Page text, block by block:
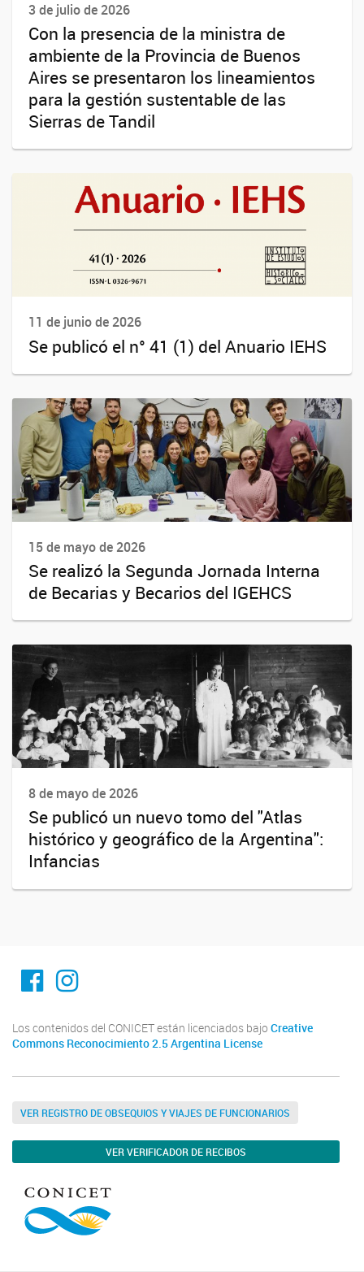
3 de julio de 2026
Con la presencia de la ministra de
ambiente de la Provincia de Buenos
Aires se presentaron los lineamientos
para la gestión sustentable de las
Sierras de Tandil
11 de junio de 2026
Se publicó el n° 41 (1) del Anuario IEHS
15 de mayo de 2026
Se realizó la Segunda Jornada Interna
de Becarias y Becarios del IGEHCS
8 de mayo de 2026
Se publicó un nuevo tomo del "Atlas
histórico y geográfico de la Argentina":
Infancias
Facebook
Instagram
Los contenidos del CONICET están licenciados bajo Creative
Commons Reconocimiento 2.5 Argentina License
VER REGISTRO DE OBSEQUIOS Y VIAJES DE FUNCIONARIOS
VER VERIFICADOR DE RECIBOS